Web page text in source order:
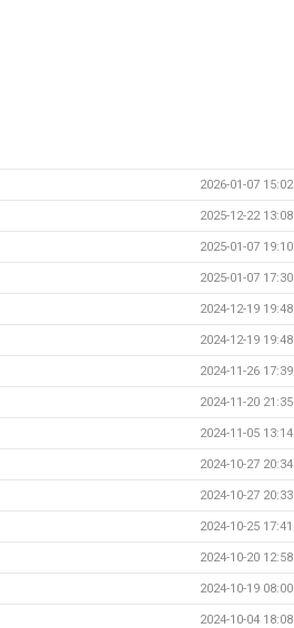
2026-01-07 15:02
2025-12-22 13:08
2025-01-07 19:10
2025-01-07 17:30
2024-12-19 19:48
2024-12-19 19:48
2024-11-26 17:39
2024-11-20 21:35
2024-11-05 13:14
2024-10-27 20:34
2024-10-27 20:33
2024-10-25 17:41
2024-10-20 12:58
2024-10-19 08:00
2024-10-04 18:08